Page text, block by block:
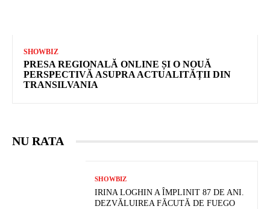
SHOWBIZ
PRESA REGIONALĂ ONLINE ȘI O NOUĂ
PERSPECTIVĂ ASUPRA ACTUALITĂȚII DIN
TRANSILVANIA
NU RATA
SHOWBIZ
IRINA LOGHIN A ÎMPLINIT 87 DE ANI.
DEZVĂLUIREA FĂCUTĂ DE FUEGO